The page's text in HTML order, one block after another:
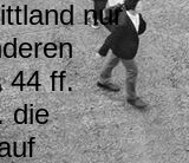
nur
44 ff.
die